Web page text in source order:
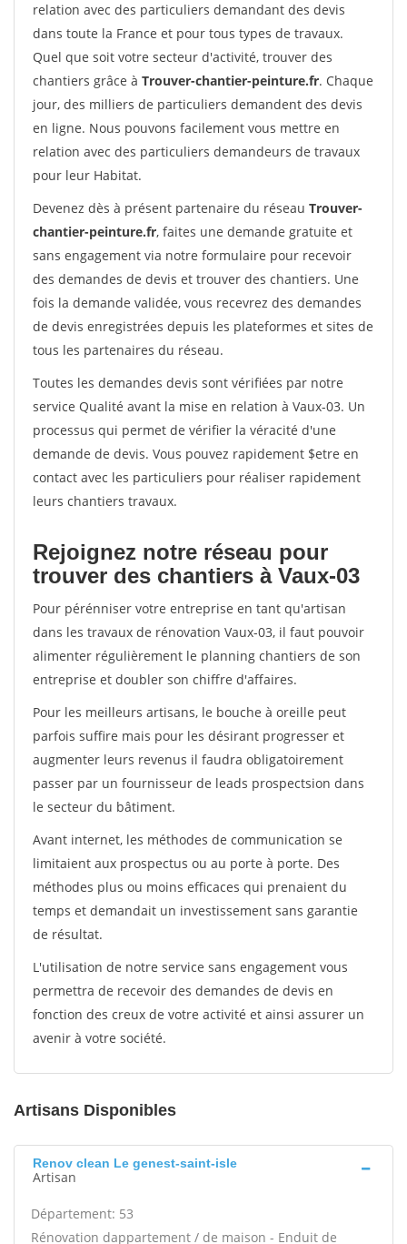
relation avec des particuliers demandant des devis
dans toute la France et pour tous types de travaux.
Quel que soit votre secteur d'activité, trouver des
chantiers grâce à Trouver-chantier-peinture.fr. Chaque
jour, des milliers de particuliers demandent des devis
en ligne. Nous pouvons facilement vous mettre en
relation avec des particuliers demandeurs de travaux
pour leur Habitat.
Devenez dès à présent partenaire du réseau Trouver-
chantier-peinture.fr, faites une demande gratuite et
sans engagement via notre formulaire pour recevoir
des demandes de devis et trouver des chantiers. Une
fois la demande validée, vous recevrez des demandes
de devis enregistrées depuis les plateformes et sites de
tous les partenaires du réseau.
Toutes les demandes devis sont vérifiées par notre
service Qualité avant la mise en relation à Vaux-03. Un
processus qui permet de vérifier la véracité d'une
demande de devis. Vous pouvez rapidement $etre en
contact avec les particuliers pour réaliser rapidement
leurs chantiers travaux.
Rejoignez notre réseau pour
trouver des chantiers à Vaux-03
Pour pérénniser votre entreprise en tant qu'artisan
dans les travaux de rénovation Vaux-03, il faut pouvoir
alimenter régulièrement le planning chantiers de son
entreprise et doubler son chiffre d'affaires.
Pour les meilleurs artisans, le bouche à oreille peut
parfois suffire mais pour les désirant progresser et
augmenter leurs revenus il faudra obligatoirement
passer par un fournisseur de leads prospectsion dans
le secteur du bâtiment.
Avant internet, les méthodes de communication se
limitaient aux prospectus ou au porte à porte. Des
méthodes plus ou moins efficaces qui prenaient du
temps et demandait un investissement sans garantie
de résultat.
L'utilisation de notre service sans engagement vous
permettra de recevoir des demandes de devis en
fonction des creux de votre activité et ainsi assurer un
avenir à votre société.
Artisans Disponibles
Renov clean Le genest-saint-isle
Artisan
Département: 53
Rénovation dappartement / de maison - Enduit de